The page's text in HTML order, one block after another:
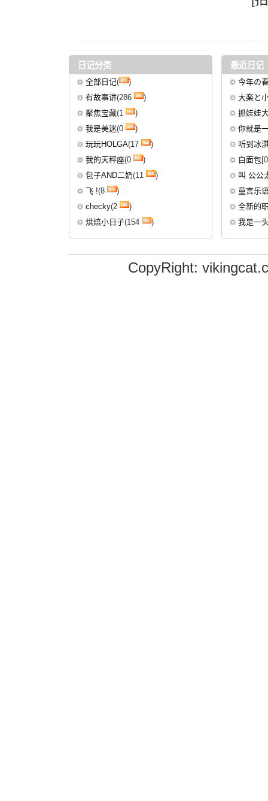
日记分类
全部日记(
)
有故事讲(286
)
聚焦宝藏(1
)
我是美迷(0
)
玩玩HOLGA(17
)
我的天秤座(0
)
包子AND二奶(11
)
飞 !(8
)
checky(2
)
烘焙小日子(154 )
最近日记
今年の
大楽と
抓娃娃
你就是
听到冰
白面包
叫 公公
童言乐
全新的
我是一
CopyRight: